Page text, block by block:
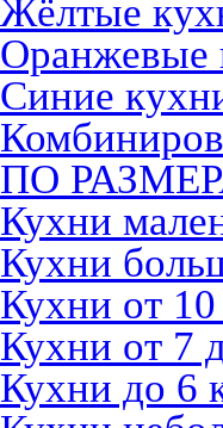
Жёлтые
Оранжевые
Синие
ПО
Кухни
Кухни
Кухни от
Кухни от 7
Кухни до 6